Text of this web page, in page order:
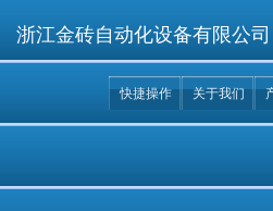
浙江金砖自动化设备有限公司
快捷操作 关于我们